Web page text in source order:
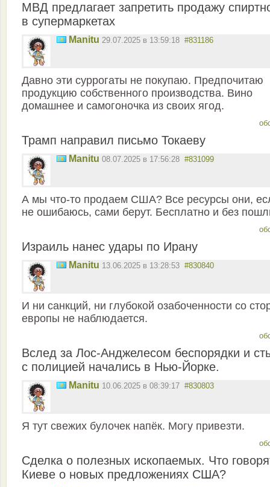
МВД предлагает запретить продажу
в супермаркетах
Manitu 29.07.2025 в 13:59:18 #831186
Давно эти суррогаты не покупаю. Предпочитаю
продукцию собственного производства. Вино
домашнее и самогоночка из своих ягод.
Трамп направил письмо Токаеву
Manitu 08.07.2025 в 17:56:28 #831099
А мы что-то продаем США? Все ресурсы они,
не ошибаюсь, сами берут. Бесплатно и без
Израиль нанес удары по Ирану
Manitu 13.06.2025 в 13:28:53 #830840
И ни санкций, ни глубокой озабоченности со
европы не наблюдается.
Вслед за Лос-Анджелесом беспорядки и
с полицией начались в Нью-Йорке.
Manitu 10.06.2025 в 08:39:17 #830803
Я тут свежих булочек напёк. Могу привезти.
Сделка о полезных ископаемых. Что
Киеве о новых предложениях США?